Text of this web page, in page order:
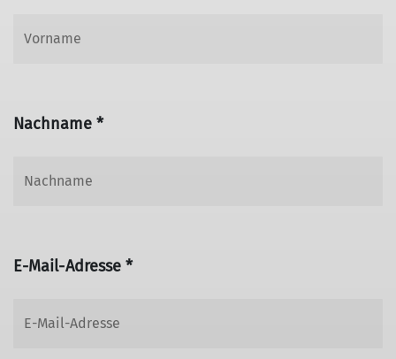
Nachname *
E-Mail-Adresse *